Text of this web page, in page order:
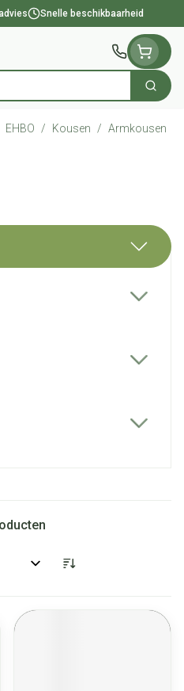
Snelle beschikbaarheid
Zoek
EHBO / Kousen / Armkousen